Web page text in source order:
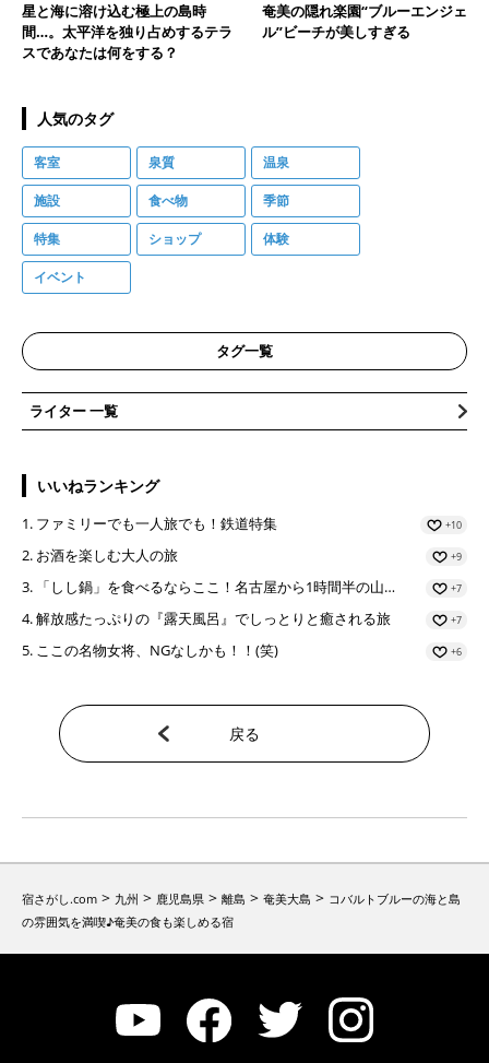
星と海に溶け込む極上の島時
間…。太平洋を独り占めするテラ
スであなたは何をする？
奄美の隠れ楽園“ブルーエンジェ
ル”ビーチが美しすぎる
人気のタグ
客室 泉質 温泉
施設 食べ物 季節
特集 ショップ 体験
イベント
タグ一覧
ライター 一覧
いいねランキング
ファミリーでも一人旅でも！鉄道特集 +10
お酒を楽しむ大人の旅 +9
「しし鍋」を食べるならここ！名古屋から1時間半の山… +7
解放感たっぷりの『露天風呂』でしっとりと癒される旅 +7
ここの名物女将、NGなしかも！！(笑) +6
戻る
宿さがし.com > 九州 > 鹿児島県 > 離島 > 奄美大島 > コバルトブルーの海と島
の雰囲気を満喫♪奄美の食も楽しめる宿